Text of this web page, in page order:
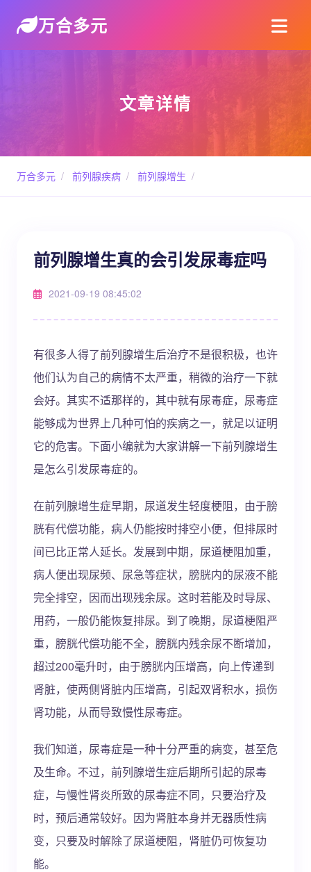
万合多元
文章详情
万合多元 / 前列腺疾病 / 前列腺增生 /
前列腺增生真的会引发尿毒症吗
2021-09-19 08:45:02
有很多人得了前列腺增生后治疗不是很积极，也许
他们认为自己的病情不太严重，稍微的治疗一下就
会好。其实不适那样的，其中就有尿毒症，尿毒症
能够成为世界上几种可怕的疾病之一，就足以证明
它的危害。下面小编就为大家讲解一下前列腺增生
是怎么引发尿毒症的。
在前列腺增生症早期，尿道发生轻度梗阻，由于膀
胱有代偿功能，病人仍能按时排空小便，但排尿时
间已比正常人延长。发展到中期，尿道梗阻加重，
病人便出现尿频、尿急等症状，膀胱内的尿液不能
完全排空，因而出现残余尿。这时若能及时导尿、
用药，一般仍能恢复排尿。到了晚期，尿道梗阻严
重，膀胱代偿功能不全，膀胱内残余尿不断增加，
超过200毫升时，由于膀胱内压增高，向上传递到
肾脏，使两侧肾脏内压增高，引起双肾积水，损伤
肾功能，从而导致慢性尿毒症。
我们知道，尿毒症是一种十分严重的病变，甚至危
及生命。不过，前列腺增生症后期所引起的尿毒
症，与慢性肾炎所致的尿毒症不同，只要治疗及
时，预后通常较好。因为肾脏本身并无器质性病
变，只要及时解除了尿道梗阻，肾脏仍可恢复功
能。